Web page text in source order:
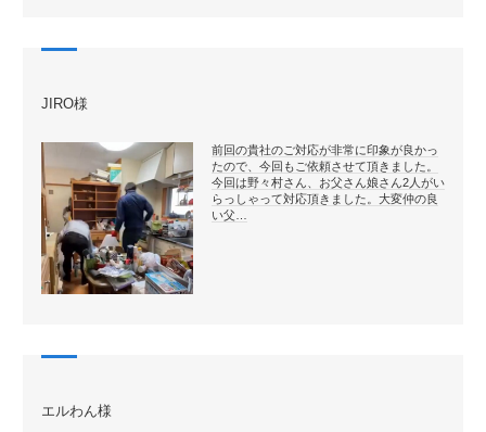
JIRO様
前回の貴社のご対応が非常に印象が良かっ
たので、今回もご依頼させて頂きました。
今回は野々村さん、お父さん娘さん2人がい
らっしゃって対応頂きました。大変仲の良
い父…
エルわん様